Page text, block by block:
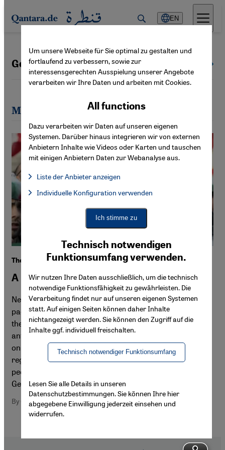
Direkt zum Inhalt springen
EN
Germano Monti
Most recent articles by Germano Monti
The Syrian conflict
A red-brown alliance for Syria
Neo-Nazis, Stalinists, Catholic fundamentalists and
pacifists may seem like strange political bedfellows, but
they have found common ground in a diffuse brand of
anti-imperialism. This left-wing/right-wing alliance's
online campaigning and its active support for the Assad
regime have led to a lack of solidarity with the Syrian
people not only in Italy but elsewhere in Europe too. By
Germano Monti
By Germano Monti
Um unsere Webseite für Sie optimal zu gestalten und
fortlaufend zu verbessern, sowie zur
interessensgerechten Ausspielung unserer Angebote
verarbeiten wir Ihre Daten und arbeiten mit Cookies.
Technisch notwendigen
Funktionsumfang verwenden.
Wir nutzen Ihre Daten ausschließlich, um die technisch
notwendige Funktionsfähigkeit zu gewährleisten. Die
Verarbeitung findet nur auf unseren eigenen Systemen
statt. Auf einigen Seiten können daher Inhalte
nichtangezeigt werden. Sie können den Zugriff auf die
Inhalte ggf. individuell freischalten.
Technisch notwendiger Funktionsumfang
All functions
Dazu verarbeiten wir Daten auf unseren eigenen
Systemen. Darüber hinaus integrieren wir von externen
Anbietern Inhalte wie Videos oder Karten und tauschen
mit einigen Anbietern Daten zur Webanalyse aus.
Liste der Anbieter anzeigen
Facebook Embed / Facebook Connect, Google Maps Embed,
Facebook Embed / Facebook Connect
Google Maps Embed
Individuelle Konfiguration verwenden
Ich stimme zu
Lesen Sie alle Details in unseren
Datenschutzbestimmungen. Sie können Ihre hier
abgegebene Einwilligung jederzeit einsehen und
widerrufen.